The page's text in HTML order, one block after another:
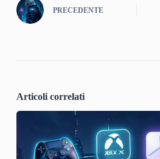
PRECEDENTE
Articoli correlati